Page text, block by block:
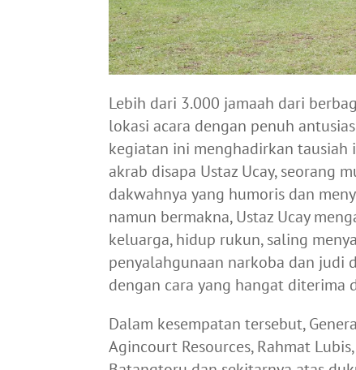
Lebih dari 3.000 jamaah dari
lokasi acara dengan penuh
kegiatan ini menghadirkan tausiah
akrab disapa Ustaz Ucay, seorang
dakwahnya yang humoris dan
namun bermakna, Ustaz Ucay
keluarga, hidup rukun, saling
penyalahgunaan narkoba dan judi
dengan cara yang hangat diterima
Dalam kesempatan tersebut,
Agincourt Resources, Rahmat